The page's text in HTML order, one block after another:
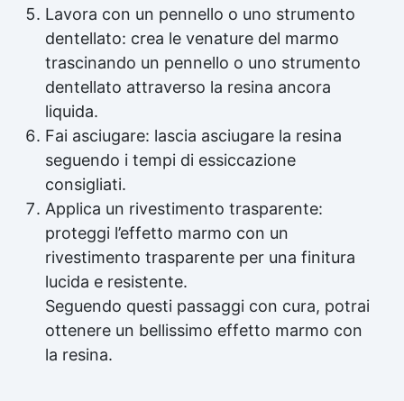
Lavora con un pennello o uno strumento
dentellato: crea le venature del marmo
trascinando un pennello o uno strumento
dentellato attraverso la resina ancora
liquida.
Fai asciugare: lascia asciugare la resina
seguendo i tempi di essiccazione
consigliati.
Applica un rivestimento trasparente:
proteggi l’effetto marmo con un
rivestimento trasparente per una finitura
lucida e resistente.
Seguendo questi passaggi con cura, potrai
ottenere un bellissimo effetto marmo con
la resina.